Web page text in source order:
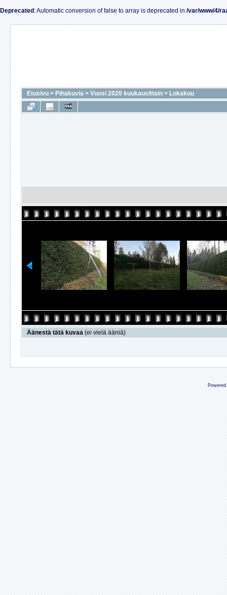
Deprecated : Automatic conversion of false to array is deprecated in /var/www/4/
Etusivu > Pihakuvia > Vuosi 2020 kuukausittain > Lokakuu
Äänestä tätä kuvaa (ei vielä ääniä)